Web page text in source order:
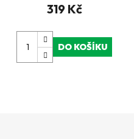
319 Kč
DO KOŠÍKU